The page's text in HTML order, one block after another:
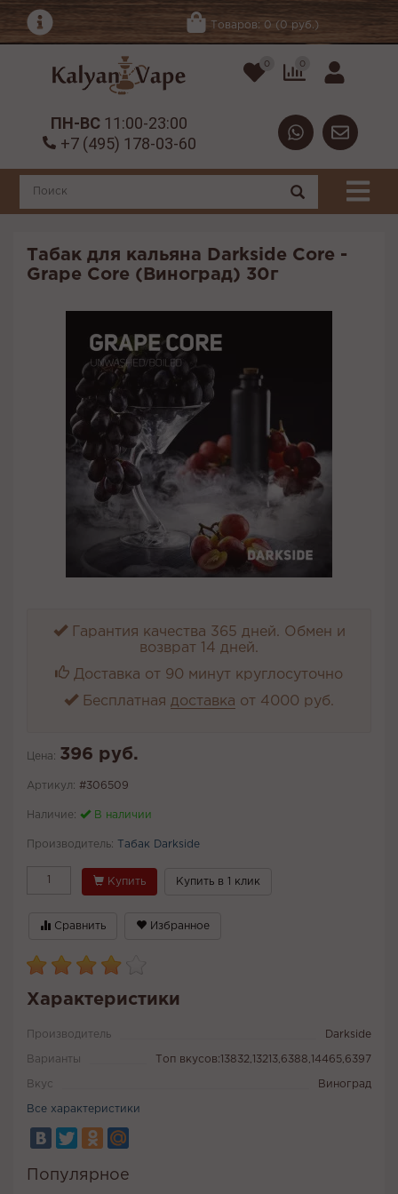
Товаров: 0 (0 руб.)
0 0
ПН-ВС 11:00-23:00
+7 (495) 178-03-60
Табак для кальяна Darkside Core -
Grape Core (Виноград) 30г
Гарантия качества 365 дней. Обмен и
возврат 14 дней.
Доставка от 90 минут круглосуточно
Бесплатная доставка от 4000 руб.
Цена: 396 руб.
Артикул: #306509
Наличие: В наличии
Производитель: Табак Darkside
Купить Купить в 1 клик
Сравнить Избранное
Характеристики
Производитель Darkside
Варианты Топ вкусов:13832,13213,6388,14465,6397
Вкус Виноград
Все характеристики
Популярное